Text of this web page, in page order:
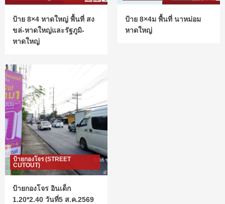
ป้าย 8×4 หาดใหญ่ พื้นที่ สง
ขล่-หาดใหญ่และรัฐภูมิ-
หาดใหญ่
ป้าย 8×4ม พื้นที่ นาหม่อม
หาดใหญ่
ป้ายกองโจร (STREET
CUTOUT)
ป้ายกองโจร อินเด็ก
1.20*2.40 วันที่5 ส.ค.2569